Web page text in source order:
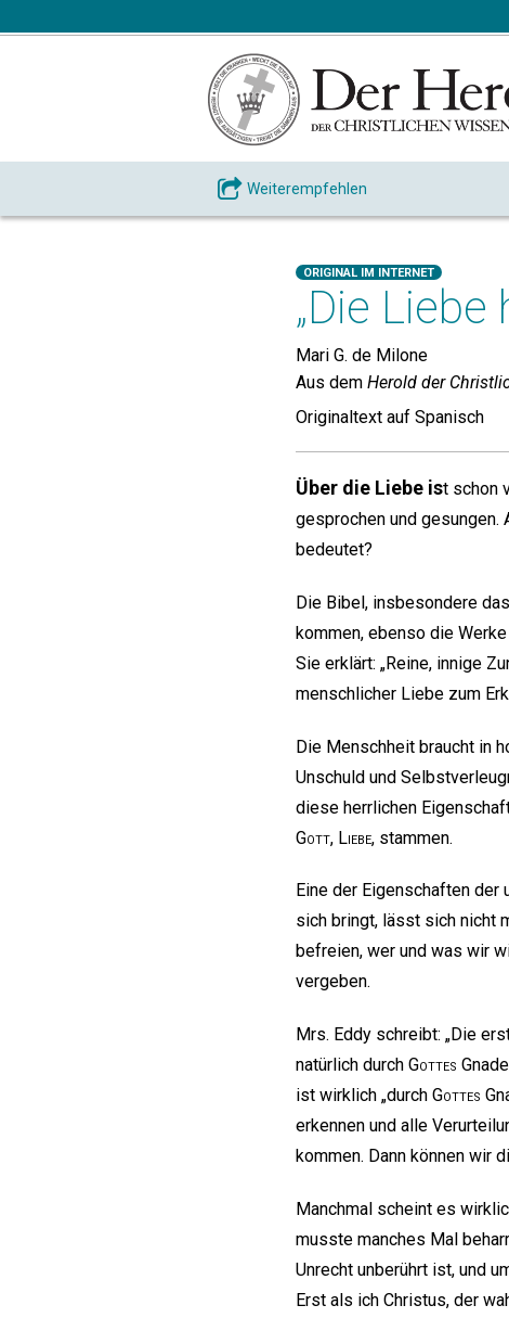
Weiterempfehlen
ORIGINAL IM INTERNET
„Die
Mari G. de Milone
Aus dem Herold der
Originaltext auf Spanisch
Über die Liebe ist schon
gesprochen und
bedeutet?
Die Bibel, insbesondere
kommen, ebenso die
Sie erklärt: „Reine, innige
menschlicher Liebe zum
Die Menschheit braucht in
Unschuld und
diese herrlichen
Gott, Liebe, stammen.
Eine der Eigenschaften
sich bringt, lässt sich nicht
befreien, wer und was wir
vergeben.
Mrs. Eddy schreibt: „Die
natürlich durch Gottes
ist wirklich „durch Gottes
erkennen und alle
kommen. Dann können wir
Manchmal scheint es
musste manches Mal
Unrecht unberührt ist, und
Erst als ich Christus, der